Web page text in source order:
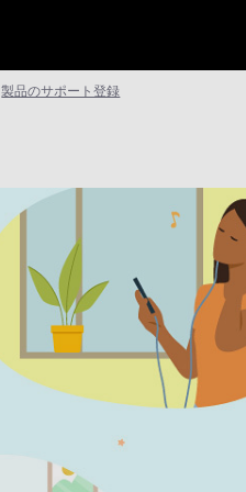
製品のサポート登録